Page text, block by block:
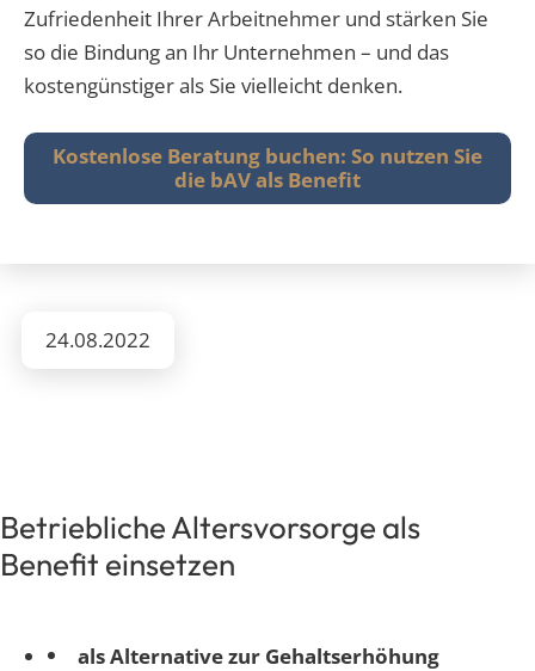
Zufriedenheit Ihrer Arbeitnehmer und stärken Sie
so die Bindung an Ihr Unternehmen – und das
kostengünstiger als Sie vielleicht denken.
Kostenlose Beratung buchen: So nutzen Sie
die bAV als Benefit
24.08.2022
Betriebliche Altersvorsorge als
Benefit einsetzen
als Alternative zur Gehaltserhöhung